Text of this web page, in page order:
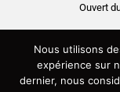
Ouvert
Copyright © 2026
Nous utilisons
expérience sur
dernier, nous